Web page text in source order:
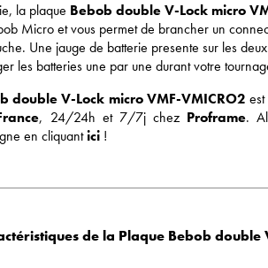
la plaque Bebob double V-Lock micro
Micro et vous permet de brancher un
Une jauge de batterie presente sur les
les batteries une par une durant votre
doubleV-Lock micro VMF-VMICRO2
, 24/24h et 7/7j chez Proframe.
en cliquantici !
de la Plaque Bebob double